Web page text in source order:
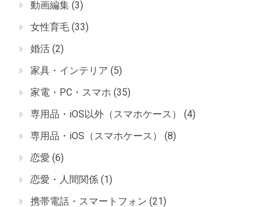
動画編集 (3)
女性育毛 (33)
婚活 (2)
家具・インテリア (5)
家電・PC・スマホ (35)
専用品・iOS以外（スマホケース）
(4)
専用品・iOS（スマホケース）
(8)
恋愛 (6)
恋愛・人間関係 (1)
携帯電話・スマートフォン (21)